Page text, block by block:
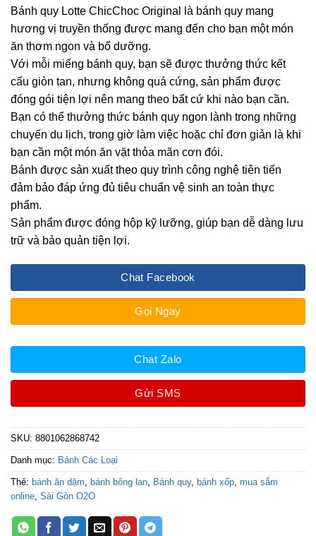
Bánh quy Lotte ChicChoc Original là bánh quy mang
hương vị truyền thống được mang đến cho bạn một món
ăn thơm ngon và bổ dưỡng.
Với mỗi miếng bánh quy, bạn sẽ được thưởng thức kết
cấu giòn tan, nhưng không quá cứng, sản phẩm được
đóng gói tiện lợi nên mang theo bất cứ khi nào bạn cần.
Bạn có thể thưởng thức bánh quy ngon lành trong những
chuyến du lịch, trong giờ làm việc hoặc chỉ đơn giản là khi
bạn cần một món ăn vặt thỏa mãn cơn đói.
Bánh được sản xuất theo quy trình công nghệ tiên tiến
đảm bảo đáp ứng đủ tiêu chuẩn vệ sinh an toàn thực
phẩm.
Sản phẩm được đóng hộp kỹ lưỡng, giúp bạn dễ dàng lưu
trữ và bảo quản tiện lợi.
Chat Facebook
Gọi Ngay
Chat Zalo
Gửi SMS
SKU: 8801062868742
Danh mục: Bánh Các Loại
Thẻ: bánh ăn dặm, bánh bông lan, Bánh quy, bánh xốp, mua sắm
online, Sài Gòn O2O